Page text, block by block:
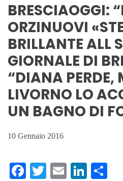
BRESCIAOGGI:
ORZINUOVI
BRILLANTE ALL
GIORNALE DI
“DIANA PERDE,
LIVORNO LO
UN BAGNO DI
10 Gennaio 2016
Facebook
Twitter
Email